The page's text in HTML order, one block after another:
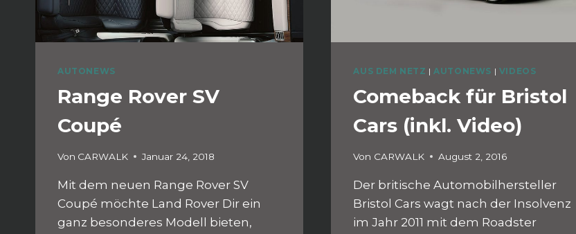
AUTONEWS
Range Rover SV
Coupé
Von CARWALK Januar 24, 2018
Mit dem neuen Range Rover SV
Coupé möchte Land Rover Dir ein
ganz besonderes Modell bieten,
AUS DEM NETZ |AUTONEWS | VIDEOS
Comeback für Bristol
Cars (inkl. Video)
Von CARWALK August 2, 2016
Der britische Automobilhersteller
Bristol Cars wagt nach der Insolvenz
im Jahr 2011 mit dem Roadster